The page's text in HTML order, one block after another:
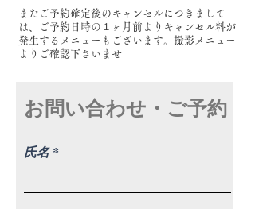
またご予約確定後のキャンセルにつきまして
は、ご予約日時の１ヶ月前よりキャンセル料が
発生するメニューもございます。撮影メニュー
よりご確認下さいませ
お問い合わせ・ご予約
氏名